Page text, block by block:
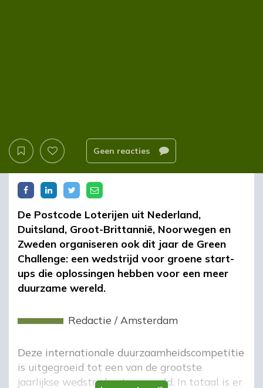
Geen reacties
De Postcode Loterijen uit Nederland,
Duitsland, Groot-Brittannië, Noorwegen en
Zweden organiseren ook dit jaar de Green
Challenge: een wedstrijd voor groene start-
ups die oplossingen hebben voor een meer
duurzame wereld.
Redactie / Amsterdam
Deze internationale duurzaamheidscompetitie
is uitgegroeid tot een van de grootste
jaarlijkse wedstrijden ter wereld. In totaal is er